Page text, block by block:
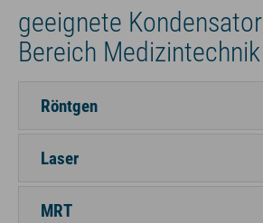
geeignete
Bereich Medizintechnik
Röntgen
Laser
MRT